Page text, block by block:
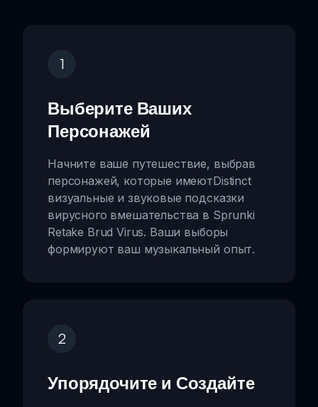
1
Выберите Ваших
Персонажей
Начните ваше путешествие, выбрав
персонажей, которые имеютDistinct
визуальные и звуковые подсказки
вирусного вмешательства в Sprunki
Retake Brud Virus. Ваши выборы
формируют ваш музыкальный опыт.
2
Упорядочите и Создайте